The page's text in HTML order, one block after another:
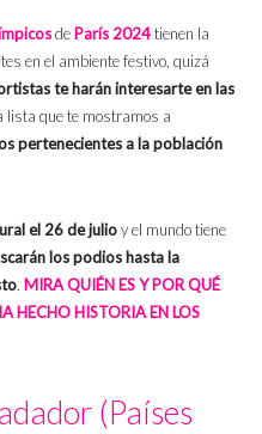
de París 2024tienen la
en el ambiente festivo, quizá
te harán interesarte en las
lista que te mostramos a
pertenecientes a la población
el 26 de julioy el mundo tiene
los podios hasta la
. MIRA QUIÉN ES Y POR QUÉ
HECHO HISTORIA EN LOS
(Países